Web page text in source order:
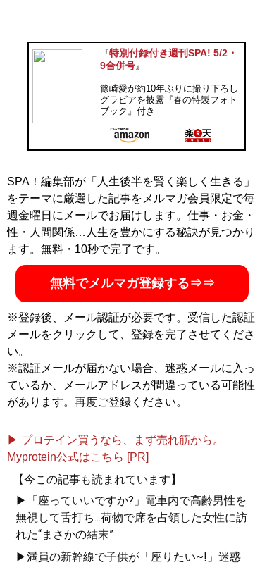
『特別付録付き週刊SPA! 5/2・
9合併号』
篠崎愛が約10年ぶりに撮り下ろし
グラビアを披露『春の特製フォト
ブック』付き
SPA！編集部が「人生後半を賢く楽しく生きる」
をテーマに厳選した記事をメルマガ会員限定で毎
週金曜日にメールでお届けします。仕事・お金・
性・人間関係…人生を豊かにする秘訣が見つかり
ます。無料・10秒で完了です。
無料でメルマガ登録する⇒⇒
※登録後、メール認証が必要です。受信した認証
メールをクリックして、登録を完了させてくださ
い。
※認証メールが届かない場合、迷惑メールに入っ
ているか、メールアドレスが間違っている可能性
があります。再度ご登録ください。
▶ プロテイン買うなら、まず売れ筋から。
Myprotein公式はこちら [PR]
【今この記事も読まれています】
▶「座っていいですか?」電車内で高齢男性を
無視して舌打ち...荷物で席を占領した女性に訪
れた“まさかの結末”
▶満員の新幹線で子供が「座りたい~!」迷惑